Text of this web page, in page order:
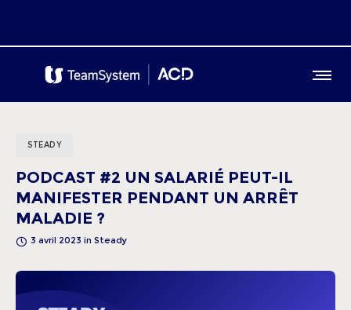
STEADY
PODCAST #2 UN SALARIÉ PEUT-IL
MANIFESTER PENDANT UN ARRÊT
MALADIE ?
3 avril 2023 in Steady